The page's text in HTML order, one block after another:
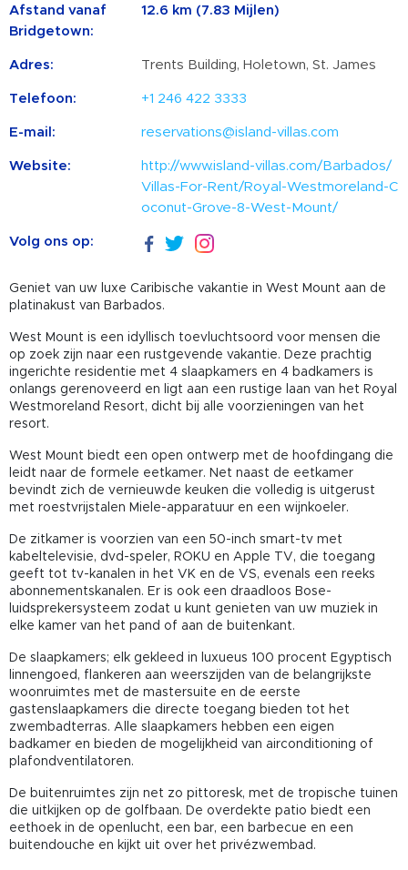
Afstand vanaf
Bridgetown:
12.6 km (7.83 Mijlen)
Adres: Trents Building, Holetown, St. James
Telefoon: +1 246 422 3333
E-mail: reservations@island-villas.com
Website:
http://www.island-villas.com/Barbados/
Villas-For-Rent/Royal-Westmoreland-C
oconut-Grove-8-West-Mount/
Volg ons op:
Geniet van uw luxe Caribische vakantie in West Mount aan de
platinakust van Barbados.
West Mount is een idyllisch toevluchtsoord voor mensen die
op zoek zijn naar een rustgevende vakantie. Deze prachtig
ingerichte residentie met 4 slaapkamers en 4 badkamers is
onlangs gerenoveerd en ligt aan een rustige laan van het Royal
Westmoreland Resort, dicht bij alle voorzieningen van het
resort.
West Mount biedt een open ontwerp met de hoofdingang die
leidt naar de formele eetkamer. Net naast de eetkamer
bevindt zich de vernieuwde keuken die volledig is uitgerust
met roestvrijstalen Miele-apparatuur en een wijnkoeler.
De zitkamer is voorzien van een 50-inch smart-tv met
kabeltelevisie, dvd-speler, ROKU en Apple TV, die toegang
geeft tot tv-kanalen in het VK en de VS, evenals een reeks
abonnementskanalen. Er is ook een draadloos Bose-
luidsprekersysteem zodat u kunt genieten van uw muziek in
elke kamer van het pand of aan de buitenkant.
De slaapkamers; elk gekleed in luxueus 100 procent Egyptisch
linnengoed, flankeren aan weerszijden van de belangrijkste
woonruimtes met de mastersuite en de eerste
gastenslaapkamers die directe toegang bieden tot het
zwembadterras. Alle slaapkamers hebben een eigen
badkamer en bieden de mogelijkheid van airconditioning of
plafondventilatoren.
De buitenruimtes zijn net zo pittoresk, met de tropische tuinen
die uitkijken op de golfbaan. De overdekte patio biedt een
eethoek in de openlucht, een bar, een barbecue en een
buitendouche en kijkt uit over het privézwembad.